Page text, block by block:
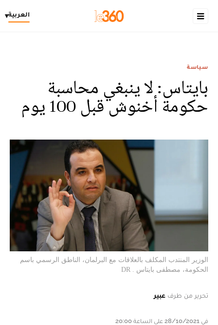
العربية▾
سياسة
بايتاس: لا ينبغي محاسبة
حكومة أخنوش قبل 100 يوم
الوزير المنتدب المكلف بالعلاقات مع البرلمان، الناطق الرسمي باسم
الحكومة، مصطفى بايتاس . DR
تحرير من طرف عبير
في 28/10/2021 على الساعة 20:00